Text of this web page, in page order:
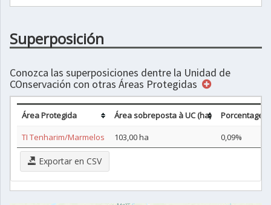
Superposición
Conozca las superposiciones dentre la Unidad de
COnservación con otras Áreas Protegidas
Área Protegida Área sobreposta à UC (ha)
TI Tenharim/Marmelos
103,00 ha 0,09%
Exportar en CSV